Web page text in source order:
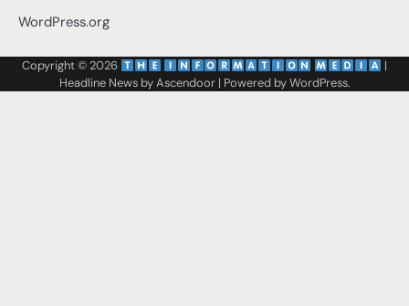
WordPress.org
Copyright © 2026
|
Headline News byAscendoor| Powered byWordPress.